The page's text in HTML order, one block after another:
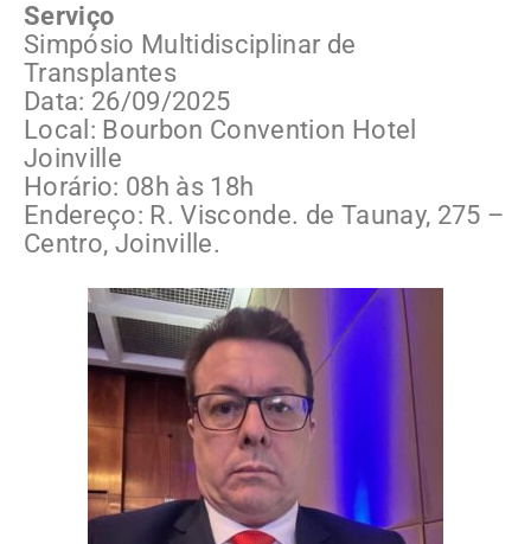
Serviço
Simpósio Multidisciplinar de
Transplantes
Data: 26/09/2025
Local: Bourbon Convention Hotel
Joinville
Horário: 08h às 18h
Endereço: R. Visconde. de Taunay, 275 –
Centro, Joinville.